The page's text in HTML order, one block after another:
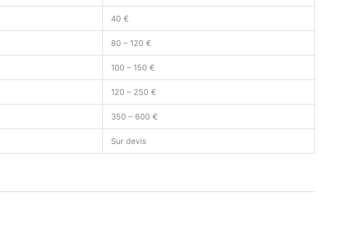
40 €
80 – 120 €
100 – 150 €
120 – 250 €
350 – 600 €
Sur devis